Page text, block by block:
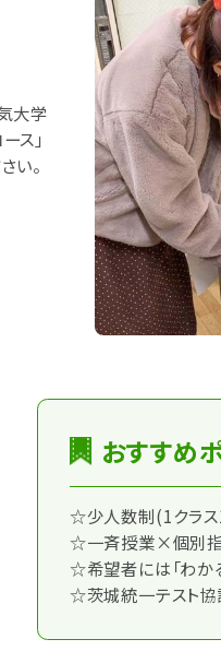
大学
ス」
い。
おすすめ
☆少人数制(1クラ
☆一斉授業×個別指
☆希望者には「わか
☆茨城統一テスト